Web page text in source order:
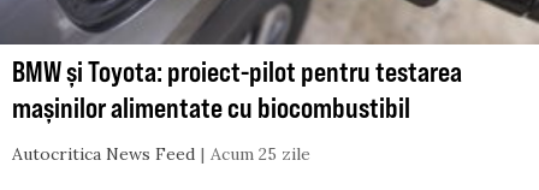
BMW și Toyota: proiect-pilot pentru testarea
mașinilor alimentate cu biocombustibil
Autocritica News Feed Acum 25 zile